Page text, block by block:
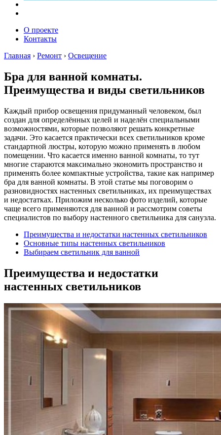
О проекте
Контакты
Главная › Ремонт › Освещение
Бра для ванной комнаты.
Преимущества и виды светильников
Каждый прибор освещения придуманный человеком, был
создан для определённых целей и наделён специальными
возможностями, которые позволяют решать конкретные
задачи. Это касается практически всех светильников кроме
стандартной люстры, которую можно применять в любом
помещении. Что касается именно ванной комнаты, то тут
многие стараются максимально экономить пространство и
применять более компактные устройства, такие как например
бра для ванной комнаты. В этой статье мы поговорим о
разновидностях настенных светильниках, их преимуществах
и недостатках. Приложим несколько фото изделий, которые
чаще всего применяются для ванной и рассмотрим советы
специалистов по выбору настенного светильника для санузла.
Преимущества и недостатки настенных светильников
Основные типы настенных светильников
Выбираем светильник для ванной
Преимущества и недостатки
настенных светильников